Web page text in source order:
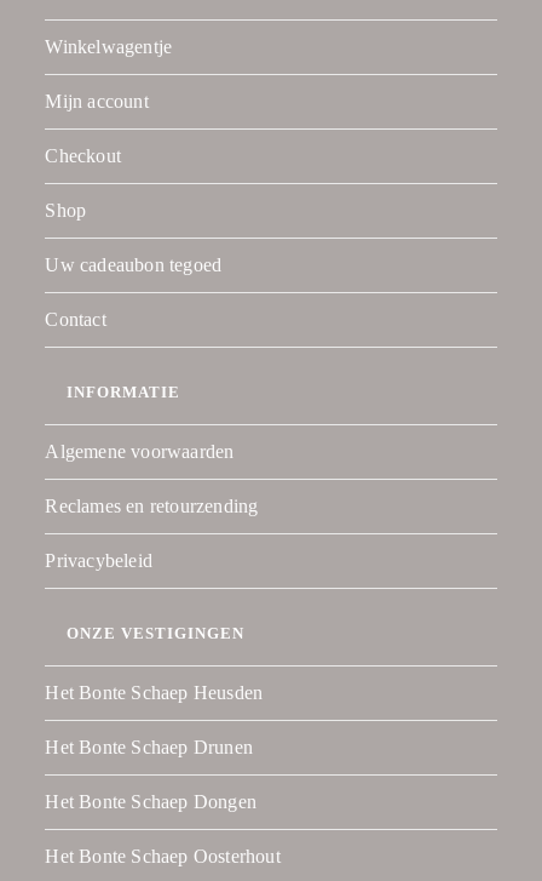
Winkelwagentje
Mijn account
Checkout
Shop
Uw cadeaubon tegoed
Contact
INFORMATIE
Algemene voorwaarden
Reclames en retourzending
Privacybeleid
ONZE VESTIGINGEN
Het Bonte Schaep Heusden
Het Bonte Schaep Drunen
Het Bonte Schaep Dongen
Het Bonte Schaep Oosterhout